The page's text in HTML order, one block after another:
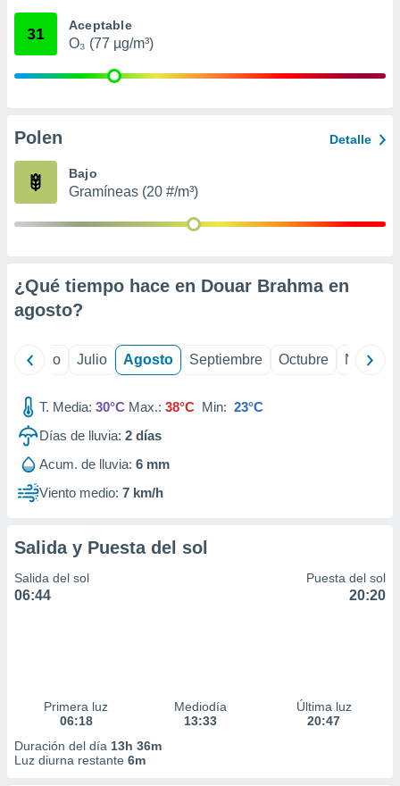
e
publicidad
1199
31 Aceptable
O₃ (77 µg/m³)
Polen Detalle
Bajo
Gramíneas (20 #/m³)
¿Qué tiempo hace en Douar Brahma en
agosto?
Junio Julio Agosto Septiembre Octubre
T. Media: 30°C Max.: 38°C Min: 23°C
Días de lluvia: 2 días
Acum. de lluvia: 6 mm
Viento medio: 7 km/h
Salida y Puesta del sol
Salida del sol
06:44
Puesta del sol
20:20
Primera luz
06:18
Mediodía
13:33
Última luz
20:47
Duración del día 13h 36m
Luz diurna restante 6m